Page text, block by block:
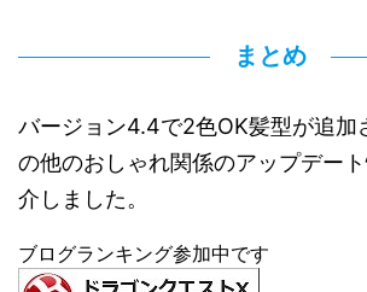
まとめ
バージョン4.4で2色OK髪型が追加
の他のおしゃれ関係のアップデー
介しました。
ブログランキング参加中です